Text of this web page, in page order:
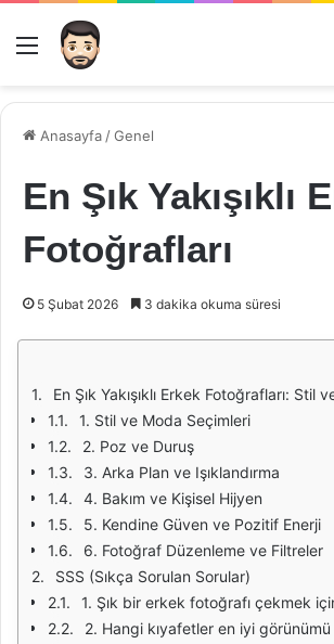
Menü
Anasayfa /Genel
En Şık Yakışıklı
Fotoğrafları
5 Şubat 2026 3 dakika okuma süresi
En Şık Yakışıklı Erkek Fotoğrafları: Stil ve
1. Stil ve Moda Seçimleri
2. Poz ve Duruş
3. Arka Plan ve Işıklandırma
4. Bakım ve Kişisel Hijyen
5. Kendine Güven ve Pozitif Enerji
6. Fotoğraf Düzenleme ve Filtreler
SSS (Sıkça Sorulan Sorular)
1. Şık bir erkek fotoğrafı çekmek için en
2. Hangi kıyafetler en iyi